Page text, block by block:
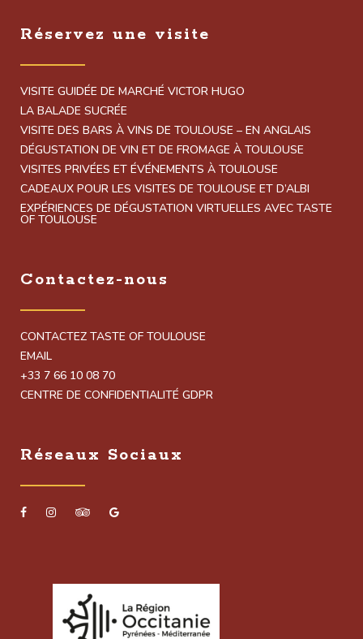
Réservez une visite
VISITE GUIDÉE DE MARCHÉ VICTOR HUGO
LA BALADE SUCRÉE
VISITE DES BARS À VINS DE TOULOUSE – EN ANGLAIS
DÉGUSTATION DE VIN ET DE FROMAGE À TOULOUSE
VISITES PRIVÉES ET ÉVÉNEMENTS À TOULOUSE
CADEAUX POUR LES VISITES DE TOULOUSE ET D’ALBI
EXPÉRIENCES DE DÉGUSTATION VIRTUELLES AVEC TASTE
OF TOULOUSE
Contactez-nous
CONTACTEZ TASTE OF TOULOUSE
EMAIL
+33 7 66 10 08 70
CENTRE DE CONFIDENTIALITÉ GDPR
Réseaux Sociaux